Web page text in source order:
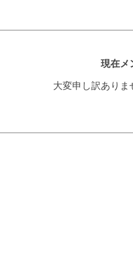
現在メ
大変申し訳あり